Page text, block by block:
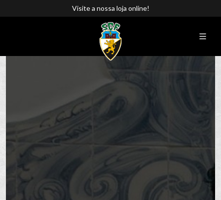
Visite a nossa loja online!